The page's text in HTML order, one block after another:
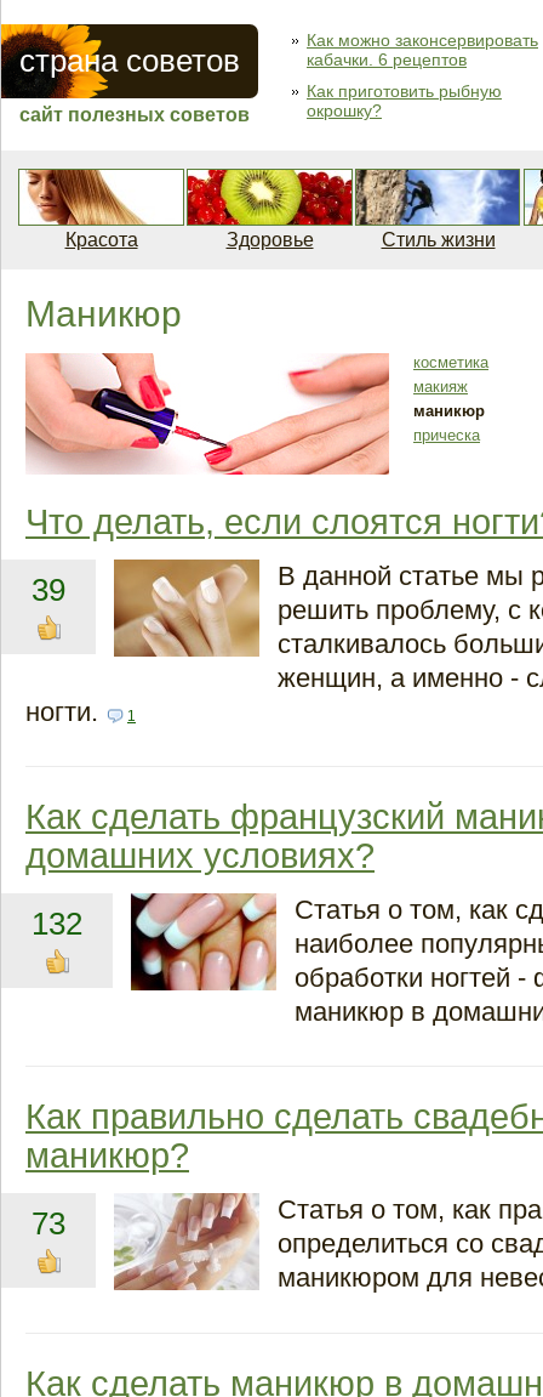
страна советов
сайт полезных советов
Как можно законсервировать
кабачки. 6 рецептов
Как приготовить рыбную
окрошку?
Красота Здоровье Стиль жизни
Маникюр
косметика
макияж
маникюр
прическа
Что делать, если слоятся
39
В данной статье мы
решить проблему, с
сталкивалось
женщин, а именно -
ногти.
1
Как сделать французский
домашних условиях?
132
Статья о том, как
наиболее
обработки ногтей -
маникюр в
Как правильно сделать
маникюр?
73
Статья о том, как
определиться со
маникюром для
Как сделать маникюр в